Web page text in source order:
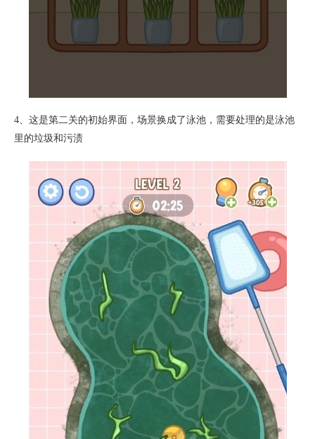
4、这是第二关的初始界面，场景换成了泳池，需要处理的是泳池
里的垃圾和污渍